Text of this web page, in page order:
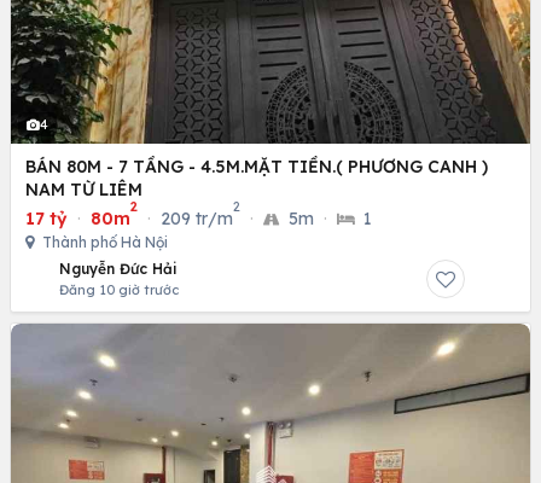
4
BÁN 80M - 7 TẦNG - 4.5M.MẶT TIỀN.( PHƯƠNG CANH )
NAM TỪ LIÊM
17 tỷ · 80m
2
· 209 tr/m
2
· 5m · 1
Thành phố Hà Nội
Nguyễn Đức Hải
Đăng 10 giờ trước